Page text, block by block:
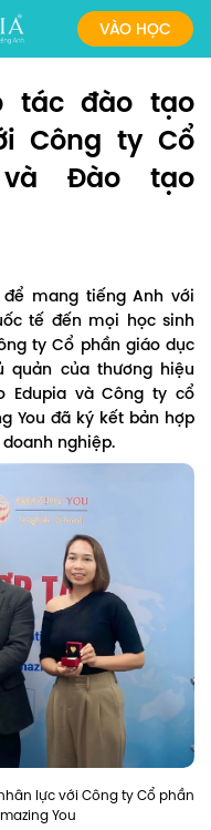
VÀO HỌC
tác đào tạo
Công ty Cổ
Đào tạo
mang tiếng Anh với
tế đến mọi học sinh
ty Cổ phần giáo dục
quản của thương hiệu
Edupia và Công ty cổ
You đã ký kết bản hợp
nghiệp.